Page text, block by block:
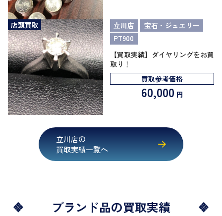
店頭買取 立川店
宝石・ジュエリー
PT900
【買取実績】ダイヤリングをお買
取り！
買取参考価格
60,000 円
立川店の
買取実績一覧へ
ブランド品の買取実績